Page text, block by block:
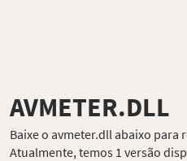
AVMETER.DLL
Baixe o avmeter.dll abaixo para
Atualmente, temos 1 versão